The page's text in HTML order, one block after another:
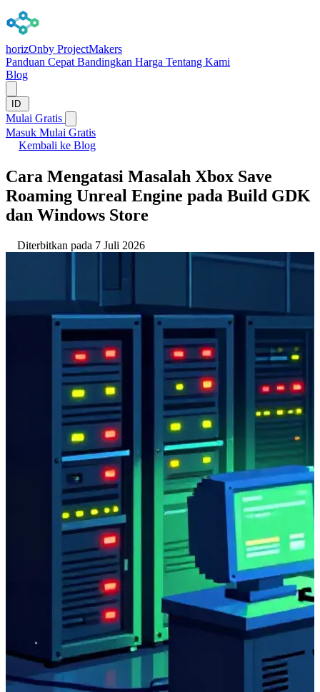
horizOnby ProjectMakers
Panduan Cepat Bandingkan Harga Tentang Kami
Blog
ID
Mulai Gratis
Masuk Mulai Gratis
Kembali ke Blog
Cara Mengatasi Masalah Xbox Save
Roaming Unreal Engine pada Build GDK
dan Windows Store
Diterbitkan pada 7 Juli 2026